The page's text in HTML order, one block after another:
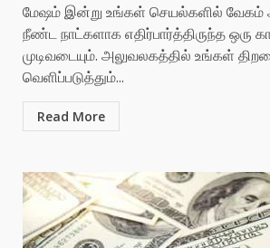
மேஷம் இன்று உங்கள் செயல்களில் வேகம்
நீண்ட நாட்களாக எதிர்பார்த்திருந்த ஒரு
முடிவடையும். அலுவலகத்தில் உங்கள்
வெளிப்படுத்தும்...
Read More